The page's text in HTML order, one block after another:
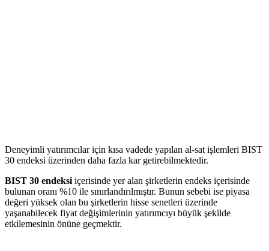
Deneyimli yatırımcılar için kısa vadede yapılan al-sat işlemleri BIST
30 endeksi üzerinden daha fazla kar getirebilmektedir.
BIST 30 endeksi içerisinde yer alan şirketlerin endeks içerisinde
bulunan oranı %10 ile sınırlandırılmıştır. Bunun sebebi ise piyasa
değeri yüksek olan bu şirketlerin hisse senetleri üzerinde
yaşanabilecek fiyat değişimlerinin yatırımcıyı büyük şekilde
etkilemesinin önüne geçmektir.